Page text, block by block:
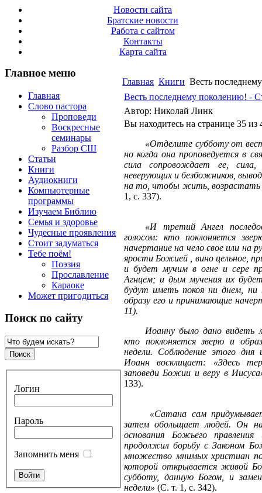
Новости сайта
Братские новости
Работа с сайтом
Контакты
Карта сайта
Главное меню
Главная
Слово пастора
Проповеди
Воскресные
семинары
Разбор СШ
Статьи
Книги
Аудиокниги
Компьютерные
программы
Изучаем Библию
Семья и здоровье
Чудесные проявления
Стоит задуматься
Тебе поём!
Поэзия
Прославление
Караоке
Может пригодиться
Поиск по сайту
Логин
Пароль
Запомнить меня
Главная Книги Весть
Весть последнему поколению! -
Автор: Николай Линк
Вы находитесь на странице 35 из
«Отделите субботу от
но когда она проповедуется в
сила сопровождает ее,
неверующих и безбожников,
на то, чтобы жить, возрастать
1, с. 337).
«И третий Ангел
голосом: кто поклоняется
начертание на чело свое или на
ярости Божией , вино цельное,
и будет мучим в огне и сере
Агнцем; и дым мучения их
будут иметь покоя ни днем, ни
образу его и принимающие
11).
Иоанну было дано видеть
кто поклоняется зверю и
недели. Соблюдение этого дня
Иоанн восклицает: «Здесь
заповеди Божии и веру в
133).
«Сатана сам
затем обольщает людей. Он
основания Божьего
продолжил борьбу с Законом
множество мнимых христиан
которой открывается живой
субботу, данную Богом, и
недели» (С. т. 1, с. 342).